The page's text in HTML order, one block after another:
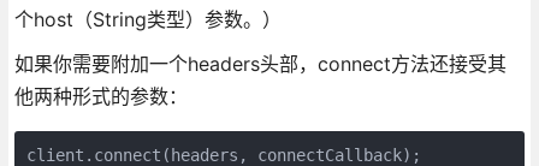
个host（String类型）参数。）
如果你需要附加一个headers头部，connect方法还接受其
他两种形式的参数：
client.connect(headers, connectCallback);